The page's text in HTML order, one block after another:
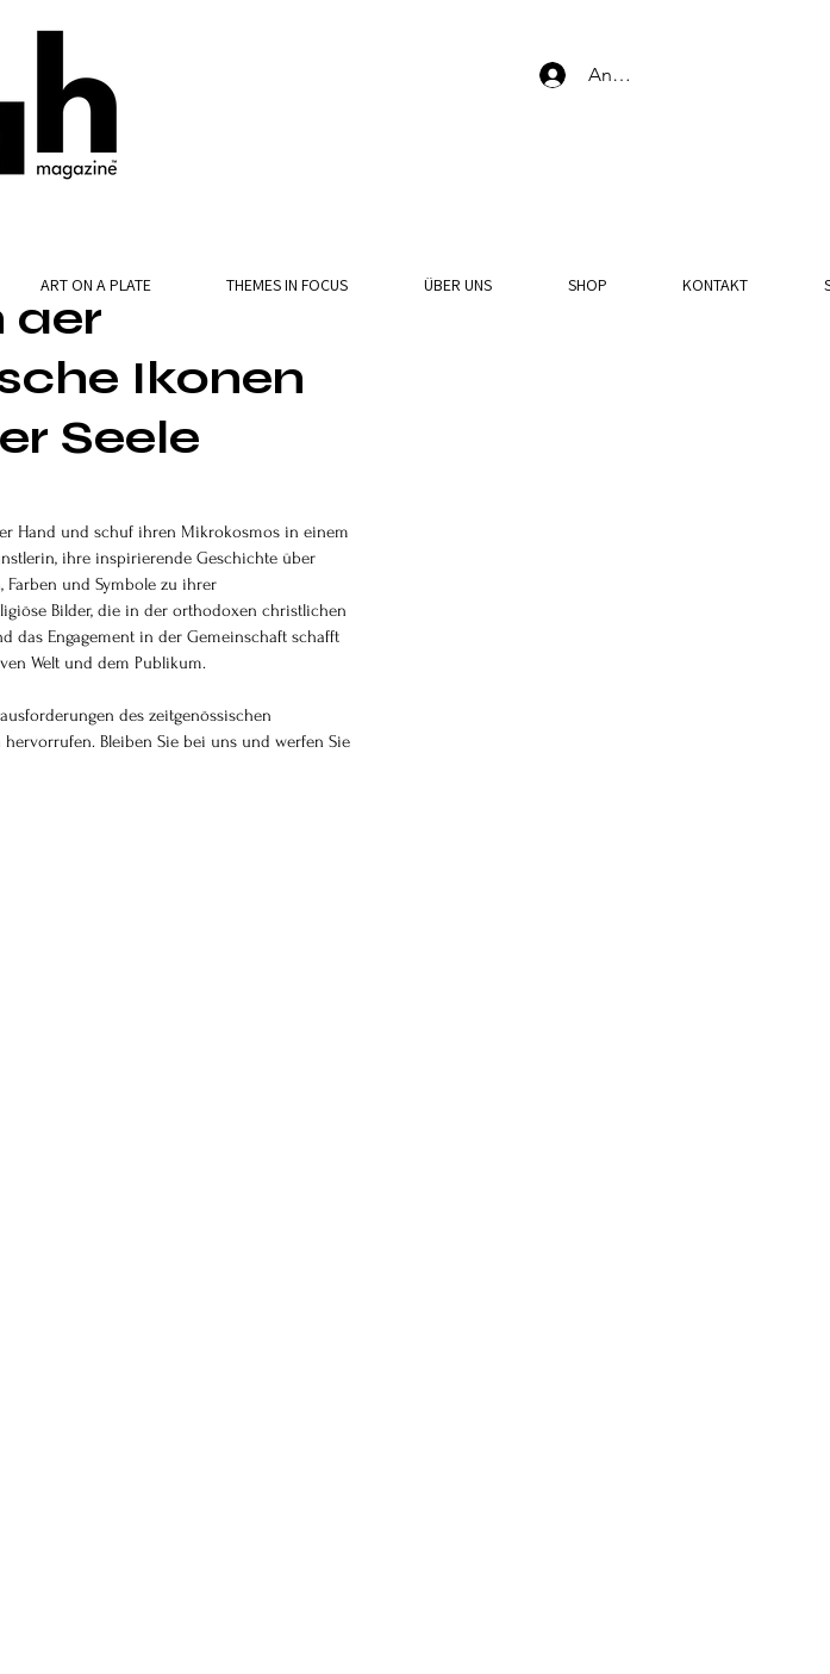
Anmelden
der
Ikonen
Seele
Hand und schuf ihren Mikrokosmos in einem
ihre inspirierende Geschichte über
und Symbole zu ihrer
Bilder, die in der orthodoxen christlichen
das Engagement in der Gemeinschaft schafft
Welt und dem Publikum.
des zeitgenössischen
Bleiben Sie bei uns und werfen Sie
ART ON A PLATE THEMES IN FOCUS ÜBER UNS SHOP KONTAKT